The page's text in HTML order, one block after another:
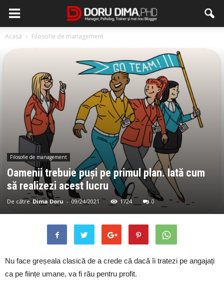
Acasă Filosofie de management
Filosofie de management
Oamenii trebuie puși pe primul plan. Iată cum
să realizezi acest lucru
De către Dima Doru - 09/24/2021 1724 0
Nu face greșeala clasică de a crede că dacă îi tratezi pe angajați
ca pe ființe umane, va fi rău pentru profit.